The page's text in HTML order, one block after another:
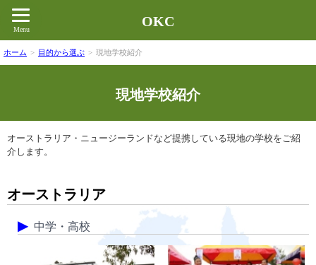
Menu
OKC
ホーム > 目的から選ぶ > 現地学校紹介
現地学校紹介
オーストラリア・ニュージーランドなど提携している現地の学校をご紹
介します。
オーストラリア
中学・高校